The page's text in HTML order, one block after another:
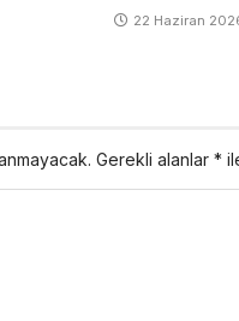
22 Haziran
Gerekli alanlar *